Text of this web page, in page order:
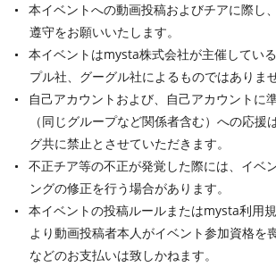
本イベントへの動画投稿およびチアに際し
遵守をお願いいたします。
本イベントはmysta株式会社が主催してい
プル社、グーグル社によるものではありませ
自己アカウントおよび、自己アカウントに
（同じグループなど関係者含む）への応援
グ共に禁止とさせていただきます。
不正チア等の不正が発覚した際には、イベ
ングの修正を行う場合があります。
本イベントの投稿ルールまたはmysta利用
より動画投稿者本人がイベント参加資格を
などのお支払いは致しかねます。